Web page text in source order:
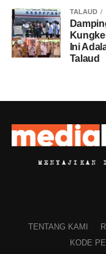
TALAUD
Ini
Talaud
TENTANG KAMI
KODE